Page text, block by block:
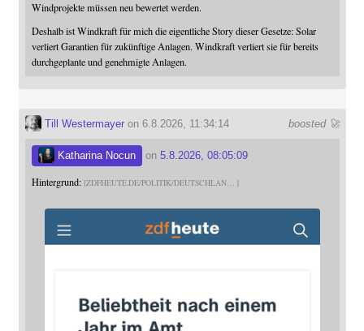
Windprojekte müssen neu bewertet werden.
Deshalb ist Windkraft für mich die eigentliche Story dieser Gesetze: Solar
verliert Garantien für zukünftige Anlagen. Windkraft verliert sie für bereits
durchgeplante und genehmigte Anlagen.
boosted 🚀
Till Westermayeron 6.8.2026, 11:34:14
Katharina Nocun on 5.8.2026, 08:05:09
Hintergrund: ZDFHEUTE.DE/POLITIK/DEUTSCHLAN